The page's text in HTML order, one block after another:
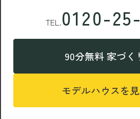
TEL.0120-
90分無料 家づく
モデルハウスを